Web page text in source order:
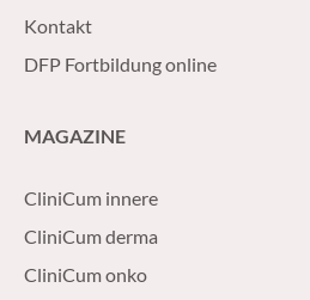
Kontakt
DFP Fortbildung online
MAGAZINE
CliniCum innere
CliniCum derma
CliniCum onko